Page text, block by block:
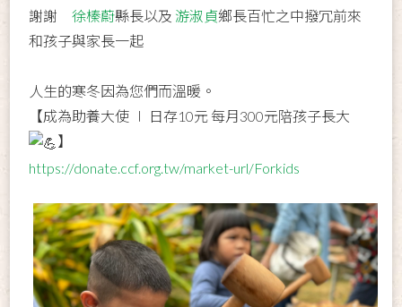
謝謝徐榛蔚縣長以及 游淑貞鄉長百忙之中撥冗前來
和孩子與家長一起
人生的寒冬因為您們而溫暖。
【成為助養大使 ∣ 日存10元 每月300元陪孩子長大
】
https://donate.ccf.org.tw/market-url/Forkids